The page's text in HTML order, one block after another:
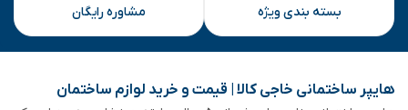
بسته بندی ویژه مشاوره رایگان
هایپر ساختمانی خاجی‌ کالا | قیمت و خرید لوازم ساختمان